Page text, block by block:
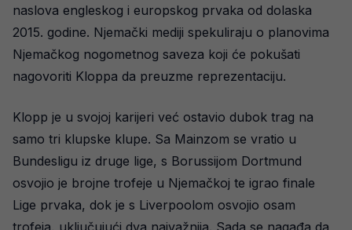
naslova engleskog i europskog prvaka od dolaska
2015. godine. Njemački mediji spekuliraju o planovima
Njemačkog nogometnog saveza koji će pokušati
nagovoriti Kloppa da preuzme reprezentaciju.
Klopp je u svojoj karijeri već ostavio dubok trag na
samo tri klupske klupe. Sa Mainzom se vratio u
Bundesligu iz druge lige, s Borussijom Dortmund
osvojio je brojne trofeje u Njemačkoj te igrao finale
Lige prvaka, dok je s Liverpoolom osvojio osam
trofeja, uključujući dva najvažnija. Sada se nagađa da